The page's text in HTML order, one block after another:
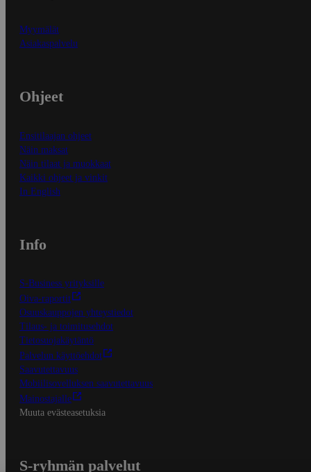
Myymälät
Asiakaspalvelu
Ohjeet
Ensitilaajan ohjeet
Näin maksat
Näin tilaat ja muokkaat
Kaikki ohjeet ja vinkit
In English
Info
S-Business yrityksille
Oiva-raportit
Osuuskauppojen yhteystiedot
Tilaus- ja toimitusehdot
Tietosuojakäytäntö
Palvelun käyttöehdot
Saavutettavuus
Mobiilisovelluksen saavutettavuus
Mainostajalle
Muuta evästeasetuksia
S-ryhmän palvelut